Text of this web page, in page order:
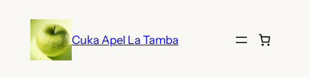
konten
Cuka Apel La Tamba